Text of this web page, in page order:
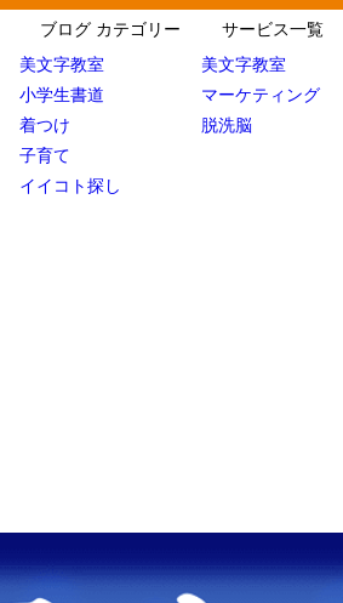
ブログ カテゴリー
美文字教室
小学生書道
着つけ
子育て
イイコト探し
サービス一覧
美文字教室
マーケティング
脱洗脳